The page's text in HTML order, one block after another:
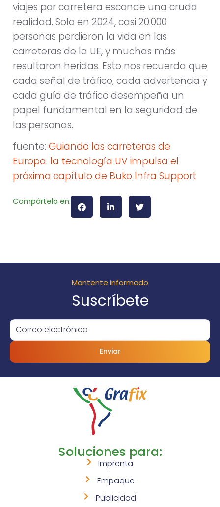
viajes por carretera esconde una cruda
realidad. Solo en 2024, casi 20.000
personas perdieron la vida en las
carreteras de la UE, y muchas más
resultaron heridas. Esto nos recuerda que
cada señal de tráfico, cada advertencia y
cada guía de tráfico desempeña un
papel fundamental en la seguridad de
las personas.
fuente: Guiando las carreteras de
Europa: la tecnología UV impulsa el
próximo capítulo de Buko Infra Support
Compártelo en:
Mantente informado
Suscríbete
Enviar
Soluciones para:
Imprenta
Empaque
Publicidad